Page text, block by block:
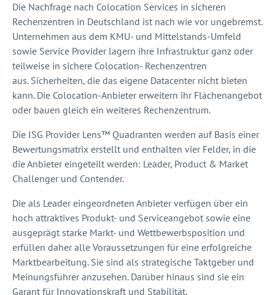
Die Nachfrage nach Colocation Services in sicheren
Rechenzentren in Deutschland ist nach wie vor ungebremst.
Unternehmen aus dem KMU- und Mittelstands-Umfeld
sowie Service Provider lagern ihre Infrastruktur ganz oder
teilweise in sichere Colocation- Rechenzentren
aus. Sicherheiten, die das eigene Datacenter nicht bieten
kann. Die Colocation-Anbieter erweitern ihr Flächenangebot
oder bauen gleich ein weiteres Rechenzentrum.
Die ISG Provider Lens™ Quadranten werden auf Basis einer
Bewertungsmatrix erstellt und enthalten vier Felder, in die
die Anbieter eingeteilt werden: Leader, Product & Market
Challenger und Contender.
Die als Leader eingeordneten Anbieter verfügen über ein
hoch attraktives Produkt- und Serviceangebot sowie eine
ausgeprägt starke Markt- und Wettbewerbsposition und
erfüllen daher alle Voraussetzungen für eine erfolgreiche
Marktbearbeitung. Sie sind als strategische Taktgeber und
Meinungsführer anzusehen. Darüber hinaus sind sie ein
Garant für Innovationskraft und Stabilität.